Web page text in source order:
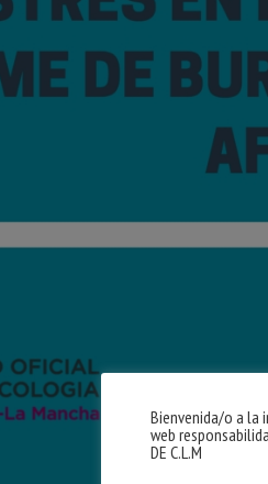
Bienvenida/o a la
web
DE C.L.M